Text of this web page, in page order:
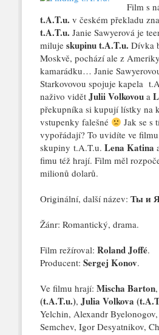
Film s
t.A.T.u. v českém překladu
t.A.T.u. Janie Sawyerová je
miluje skupinu t.A.T.u. Dívka
Moskvě, pochází ale z
kamarádku… Janie
Starkovovou spojuje kapela
naživo vidět Julii Volkovoua
překupníka si kupují lístky na
vstupenky falešné
Jak se s
vypořádají? To uvidíte ve
skupiny t.A.T.u. Lena Katina
fimu též hrají. Film měl
milionů dolarů.
Originální, další název: Ты и
Žánr: Romantický, drama.
Film režíroval: Roland Joffé.
Producent: Sergej Konov.
Ve filmu hrají: Mischa Barton,
(t.A.T.u.), Julia Volkova
Yelchin, Alexandr
Semchev, Igor Desyatnikov,